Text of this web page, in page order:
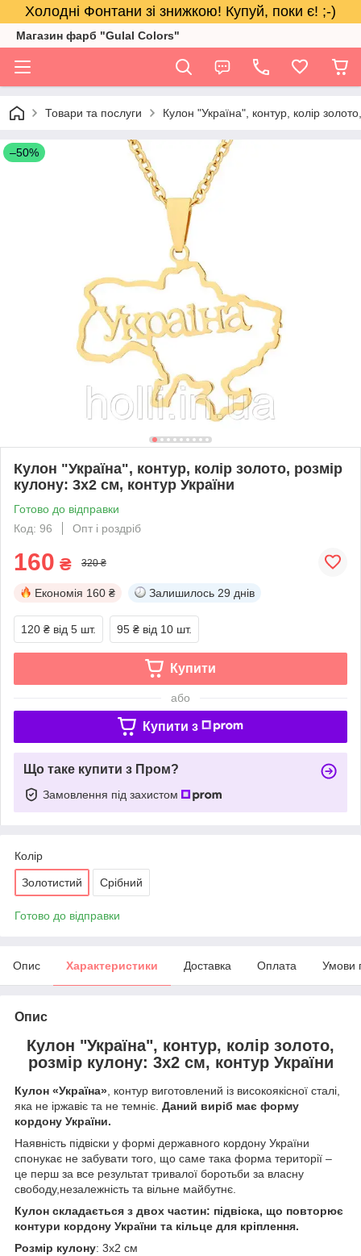
Холодні Фонтани зі знижкою! Купуй, поки є! ;-)
Магазин фарб "Gulal Colors"
Товари та послуги Кулон "Україна", контур, колір
–50%
Кулон "Україна", контур, колір золото, розмір
кулону: 3х2 см, контур України
Готово до відправки
Код: 96
Опт і роздріб
160 ₴ 320 ₴
Економія 160 ₴ Залишилось 29 днів
120 ₴ від 5 шт. 95 ₴ від 10 шт.
Купити
або
Купити з
Що таке купити з Пром?
Замовлення під захистом
Колір
Золотистий Срібний
Готово до відправки
Опис Характеристики Доставка Оплата Умови
Опис
Кулон "Україна", контур, колір золото,
розмір кулону: 3х2 см, контур України
Кулон «Україна», контур виготовлений із високоякісної сталі,
яка не іржавіє та не темніє. Даний виріб має форму
кордону України.
Наявність підвіски у формі державного кордону України
спонукає не забувати того, що саме така форма території –
це перш за все результат тривалої боротьби за власну
свободу,незалежність та вільне майбутнє.
Кулон складається з двох частин: підвіска, що повторює
контури кордону України та кільце для кріплення.
Розмір кулону: 3х2 см